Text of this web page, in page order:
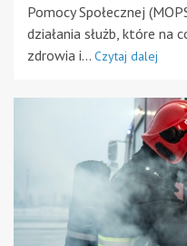
Pomocy Społecznej
działania służb, które na
zdrowia i... Czytaj dalej